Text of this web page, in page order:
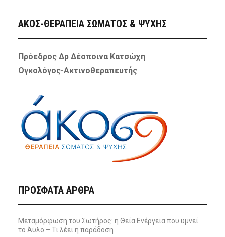
ΑΚΟΣ-ΘΕΡΑΠΕΙΑ ΣΩΜΑΤΟΣ & ΨΥΧΗΣ
Πρόεδρος Δρ Δέσποινα Κατσώχη
Ογκολόγος-Ακτινοθεραπευτής
ΠΡΌΣΦΑΤΑ ΆΡΘΡΑ
Μεταμόρφωση του Σωτήρος: η Θεία Ενέργεια που υμνεί
το Άϋλο – Τι λέει η παράδοση